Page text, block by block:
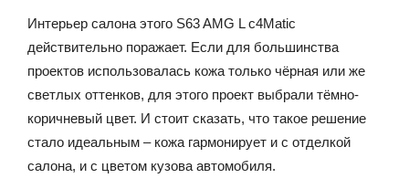
Интерьер салона этого S63 AMG L c4Matiс
действительно поражает. Если для большинства
проектов использовалась кожа только чёрная или же
светлых оттенков, для этого проект выбрали тёмно-
коричневый цвет. И стоит сказать, что такое решение
стало идеальным – кожа гармонирует и с отделкой
салона, и с цветом кузова автомобиля.